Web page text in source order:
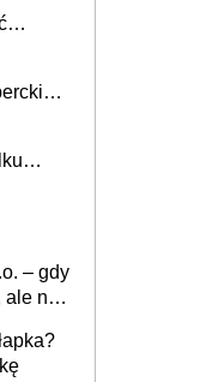
-
– gdy
ale nie